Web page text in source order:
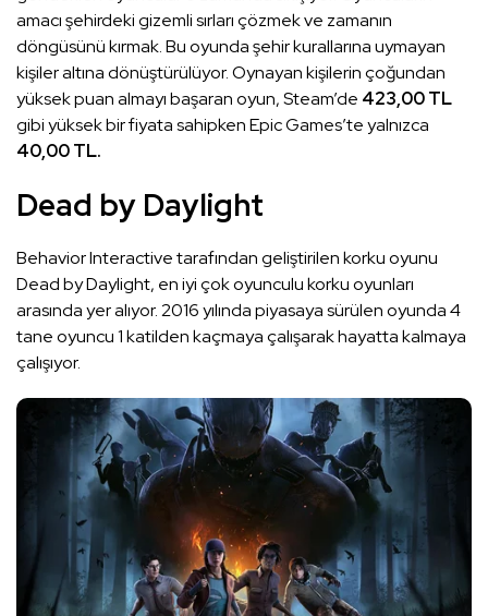
amacı şehirdeki gizemli sırları çözmek ve zamanın
döngüsünü kırmak. Bu oyunda şehir kurallarına uymayan
kişiler altına dönüştürülüyor. Oynayan kişilerin çoğundan
yüksek puan almayı başaran oyun, Steam’de 423,00 TL
gibi yüksek bir fiyata sahipken Epic Games’te yalnızca
40,00 TL.
Dead by Daylight
Behavior Interactive tarafından geliştirilen korku oyunu
Dead by Daylight, en iyi çok oyunculu korku oyunları
arasında yer alıyor. 2016 yılında piyasaya sürülen oyunda 4
tane oyuncu 1 katilden kaçmaya çalışarak hayatta kalmaya
çalışıyor.